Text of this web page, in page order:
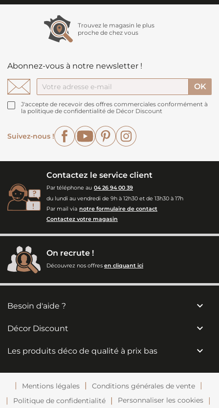
Trouvez le magasin le plus
proche de chez vous
Abonnez-vous à notre newsletter !
J'accepte de recevoir des offres commerciales conformément à
la politique de confidentialité de Décor Discount
Suivez-nous !
FacebookYouTubePinterest
Contactez le service client
Par téléphone au 04 26 94 00 39
du lundi au vendredi de 9h à 12h30 et de 13h30 à 17h
Par mail via notre formulaire de contact
Contactez votre magasin
On recrute !
Découvrez nos offres en cliquant ici
Besoin d'aide ? 
Décor Discount 
Les produits déco de qualité à prix bas 
Mentions légales
Conditions générales de vente
Politique de confidentialité
Personnaliser les cookies